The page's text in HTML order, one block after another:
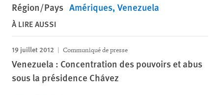
Région/Pays Amériques Venezuela
À LIRE AUSSI
19 juillet 2012 Communiqué de presse
Venezuela : Concentration des pouvoirs et abus
sous la présidence Chávez